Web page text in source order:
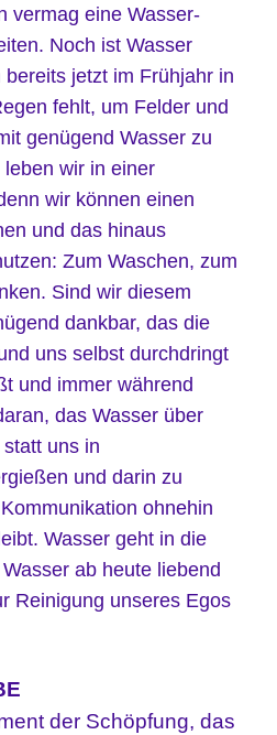
vermag eine Wasser-
. Noch ist Wasser
jetzt im Frühjahr in
fehlt, um Felder und
genügend Wasser zu
wir in einer
wir können einen
und das hinaus
Zum Waschen, zum
Sind wir diesem
dankbar, das die
uns selbst durchdringt
und immer während
das Wasser über
uns in
und darin zu
ohnehin
Wasser geht in die
ab heute liebend
Reinigung unseres Egos
der Schöpfung, das